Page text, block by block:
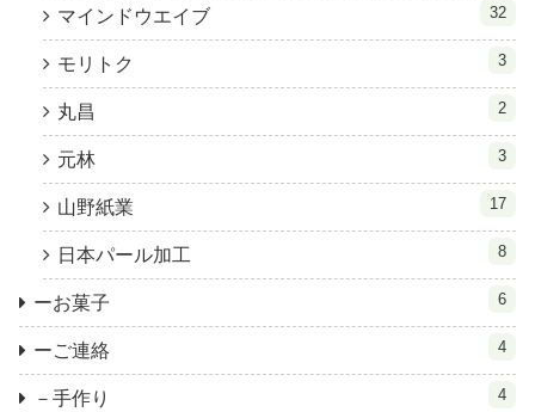
マインドウエイブ 32
モリトク 3
丸昌 2
元林 3
山野紙業 17
日本パール加工 8
ーお菓子 6
ーご連絡 4
－手作り 4